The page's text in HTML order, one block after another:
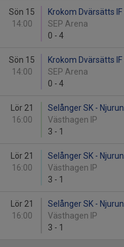
Sön 15
14:00
Krokom Dvärsätts
SEP Arena
0 - 4
Sön 15
14:00
Krokom Dvärsätts
SEP Arena
0 - 4
Lör 21
16:00
Selånger SK -
Västhagen IP
3 - 1
Lör 21
16:00
Selånger SK -
Västhagen IP
3 - 1
Lör 21
16:00
Selånger SK -
Västhagen IP
3 - 1